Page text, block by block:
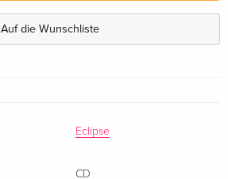
Auf die Wunschliste
Eclipse
CD